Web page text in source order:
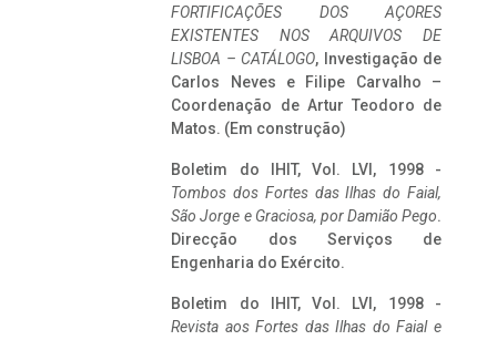
FORTIFICAÇÕES DOS AÇORES
EXISTENTES NOS ARQUIVOS DE
LISBOA – CATÁLOGO, Investigação de
Carlos Neves e Filipe Carvalho –
Coordenação de Artur Teodoro de
Matos. (Em construção)
Boletim do IHIT, Vol. LVI, 1998 -
Tombos dos Fortes das Ilhas do Faial,
São Jorge e Graciosa, por Damião Pego.
Direcção dos Serviços de
Engenharia do Exército.
Boletim do IHIT, Vol. LVI, 1998 -
Revista aos Fortes das Ilhas do Faial e